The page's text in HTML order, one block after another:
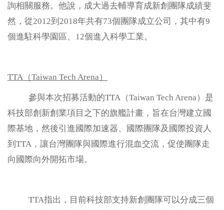
淨零碳排
智權服務
常見問題
相關連結
2026 BioAsia亞洲生技大展
詢相關服務。他說，成大過去輔導育成新創團隊成績斐
然，從2012到2018年共有73個團隊成立公司，其中有9
個進駐科學園區、12個進入科學工業。
TTA（Taiwan Tech Arena）
參與本次招募活動的TTA（Taiwan Tech Arena）是
科技部創新創業項目之下的旗艦計畫，旨在台灣建立國
際基地，然後引進國際加速器、國際團隊及國際投資人
到TTA，讓台灣團隊與國際進行混血交流，促使團隊走
向國際向外開拓市場。
TTA指出，目前科技部支持新創團隊可以分成三個